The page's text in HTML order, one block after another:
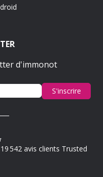
d'immonot
S'inscrire
542 avis clients Trusted